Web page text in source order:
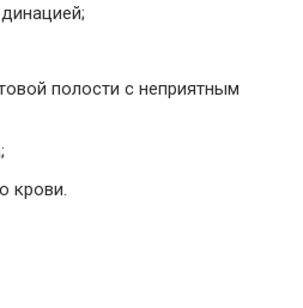
полости с неприятным
крови.